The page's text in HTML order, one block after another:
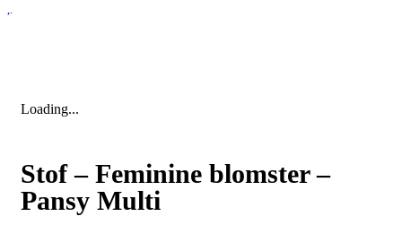
Loading...
Stof – Feminine blomster –
Pansy Multi